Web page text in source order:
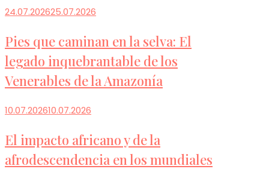
24.07.202625.07.2026
Pies que caminan en la selva: El
legado inquebrantable de los
Venerables de la Amazonía
10.07.202610.07.2026
El impacto africano y de la
afrodescendencia en los mundiales